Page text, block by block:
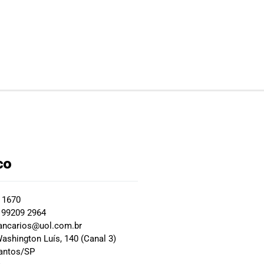
2964
Luís, 140 (Canal 3)
SP